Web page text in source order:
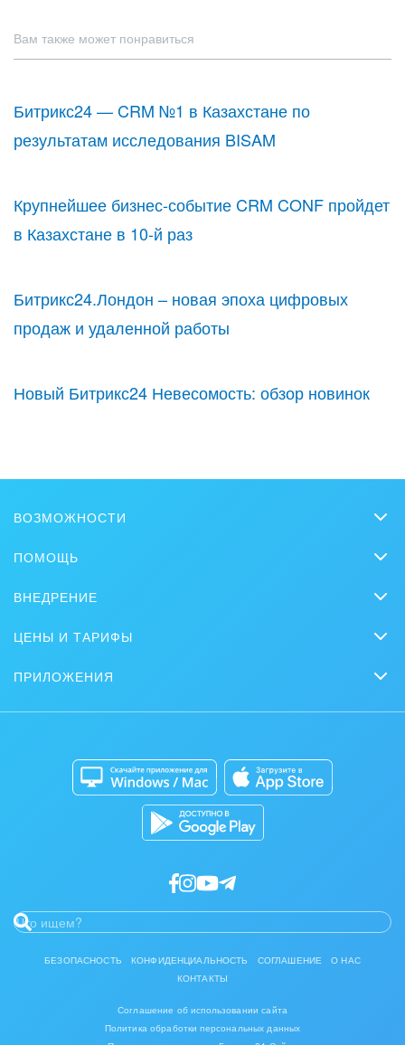
Вам также может понравиться
Битрикс24 — CRM №1 в Казахстане по
результатам исследования BISAM
Крупнейшее бизнес-событие CRM CONF пройдет
в Казахстане в 10-й раз
Битрикс24.Лондон – новая эпоха цифровых
продаж и удаленной работы
Новый Битрикс24 Невесомость: обзор новинок
ВОЗМОЖНОСТИ
BitrixGPT
Совместная работа
ПОМОЩЬ
Обучение
Вебинары
Журнал Битрикс24
ВНЕДРЕНИЕ
Партнеры
Стать партнером
ЦЕНЫ И ТАРИФЫ
ПРИЛОЖЕНИЯ
Каталог приложений
Разработчикам приложений
БЕЗОПАСНОСТЬ КОНФИДЕНЦИАЛЬНОСТЬ СОГЛАШЕНИЕ
О НАС
КОНТАКТЫ
Соглашение об использовании сайта
Политика обработки персональных данных